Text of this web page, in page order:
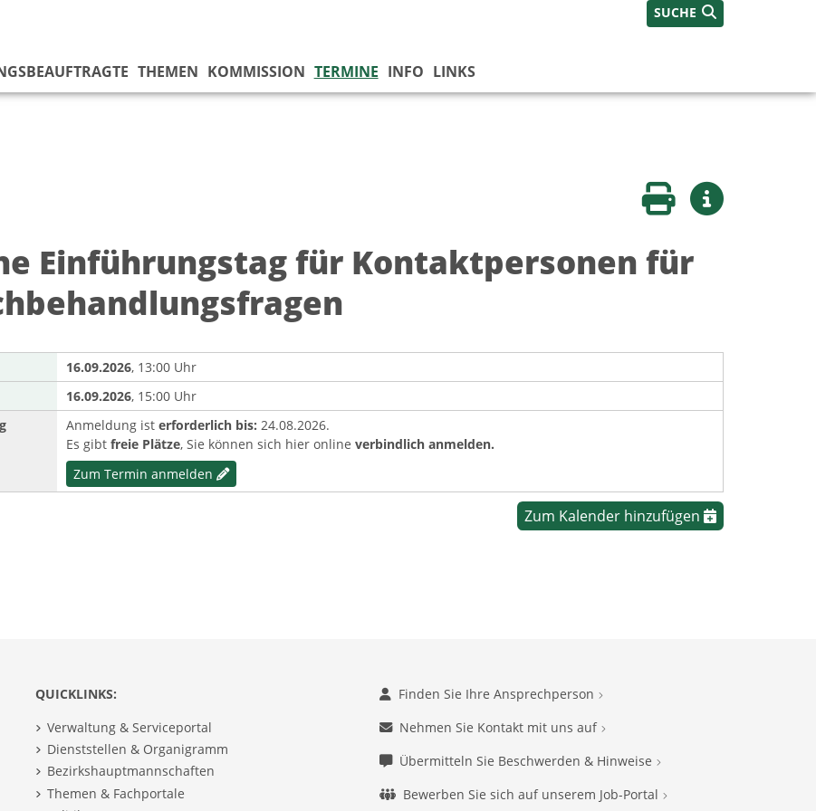
SUCHE
THEMEN KOMMISSION TERMINE INFO LINKS
Seite druckenWeitere Infos
Einführungstag für Kontaktpersonen für
16.09.2026, 13:00 Uhr
16.09.2026, 15:00 Uhr
Anmeldung isterforderlich bis:24.08.2026.
Es gibtfreie Plätze, Sie können sich hier onlineverbindlich anmelden.
Zum Termin anmelden
Zum Kalender hinzufügen
QUICKLINKS:
Verwaltung & Serviceportal
Dienststellen & Organigramm
Bezirkshauptmannschaften
Themen & Fachportale
Finden Sie Ihre Ansprechperson
Nehmen Sie Kontakt mit uns auf
Übermitteln Sie Beschwerden & Hinweise
Bewerben Sie sich auf unserem Job-Portal